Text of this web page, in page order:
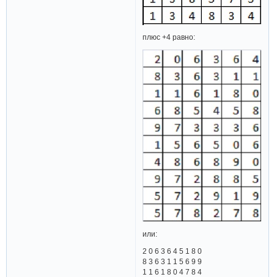
плюс +4 равно:
или:
2 0 6 3 6 4 5 1 8 0
8 3 6 3 1 1 5 6 9 9
1 1 6 1 8 0 4 7 8 4